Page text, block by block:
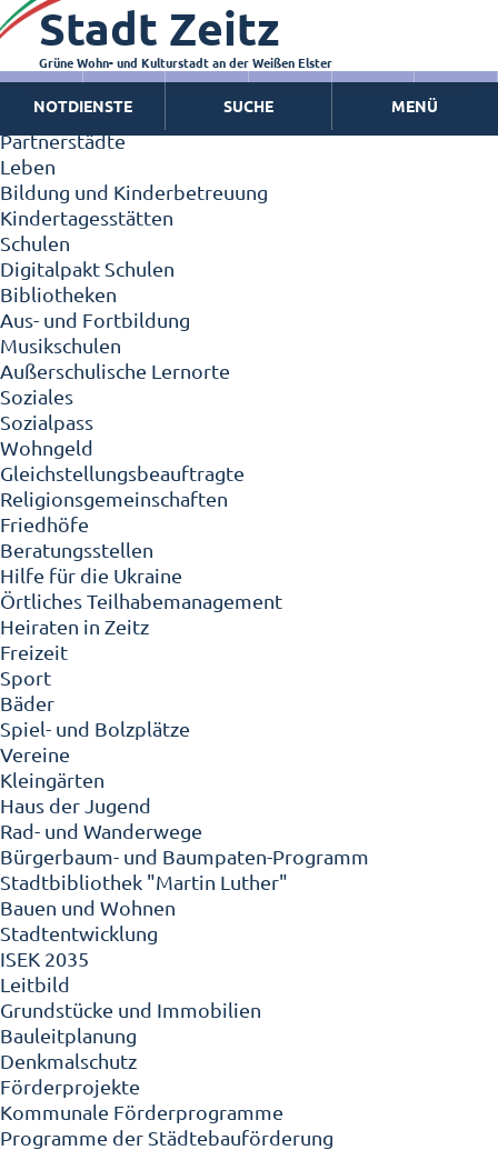
Zeitz - Die Kleinstadt
Willkommen in Zeitz!
Interview mit Oberbürgermeister Christian Thieme
Zeitz - Stadt der Zukunft
Ortschaften
Partnerstädte
Leben
Bildung und Kinderbetreuung
Kindertagesstätten
Schulen
Digitalpakt Schulen
Bibliotheken
Aus- und Fortbildung
Musikschulen
Außerschulische Lernorte
Soziales
Sozialpass
Wohngeld
Gleichstellungsbeauftragte
Religionsgemeinschaften
Friedhöfe
Beratungsstellen
Hilfe für die Ukraine
Örtliches Teilhabemanagement
Heiraten in Zeitz
Freizeit
Sport
Bäder
Spiel- und Bolzplätze
Vereine
Kleingärten
Haus der Jugend
Rad- und Wanderwege
Bürgerbaum- und Baumpaten-Programm
Stadtbibliothek "Martin Luther"
Bauen und Wohnen
Stadtentwicklung
ISEK 2035
Leitbild
Grundstücke und Immobilien
Bauleitplanung
Denkmalschutz
Förderprojekte
Kommunale Förderprogramme
Programme der Städtebauförderung
Stadt Zeitz
Grüne Wohn- und Kulturstadt an der Weißen Elster
NOTDIENSTE SUCHE MENÜ